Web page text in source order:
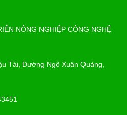
NÔNG NGHIỆP CÔNG NGHỆ
Tài, Đường Ngô Xuân Quảng,